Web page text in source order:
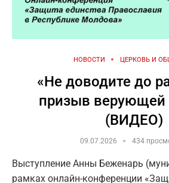
НОВОСТИ ЦЕРКОВЬ И
«Не доводите до
призыв верующей
(ВИДЕО)
09.07.2026 434
Выступление Анны Беженарь
рамках онлайн-конференции